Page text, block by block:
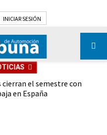
INICIAR SESIÓN
cierran el semestre con
en España